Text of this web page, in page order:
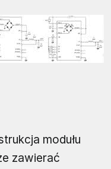
modułu
zawierać